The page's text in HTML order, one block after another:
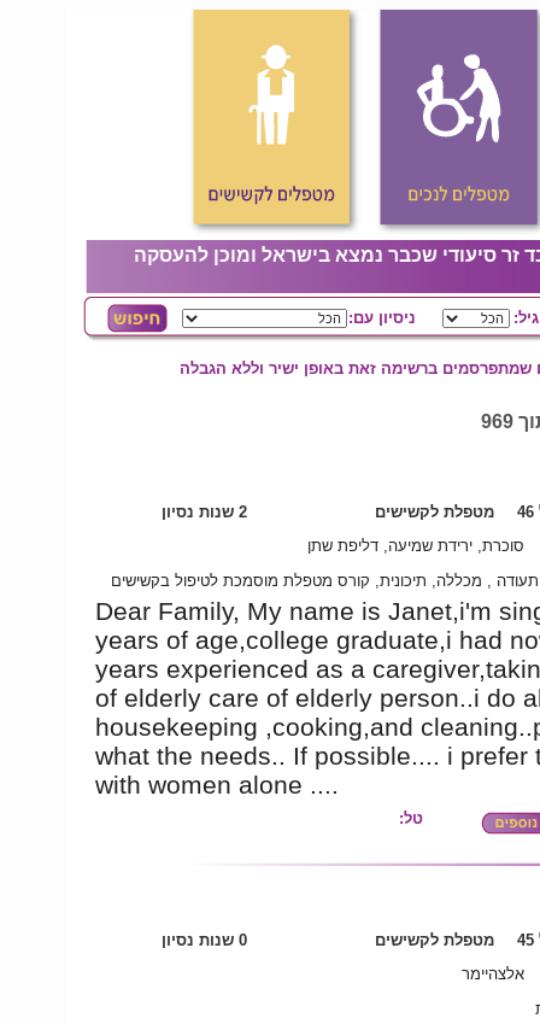
זר סיעודי שכבר נמצא בישראל ומוכן להעסקה
גיל: ניסיון עם:
שמתפרסמים ברשימה זאת באופן ישיר וללא הגבלה
מטפלת לקשישים
2 שנות נסיון
סוכרת, ירידת שמיעה, דליפת שתן
תעודה , מכללה, תיכונית, קורס מטפלת מוסמכת לטיפול בקשישים
Dear Family, My name is Janet,i'm
years of age,college graduate,i had
years experienced as a
of elderly care of elderly person..i do
housekeeping ,cooking,and
what the needs.. If possible.... i prefer
with women alone ....
טל:
מטפלת לקשישים
0 שנות נסיון
אלצהיימר